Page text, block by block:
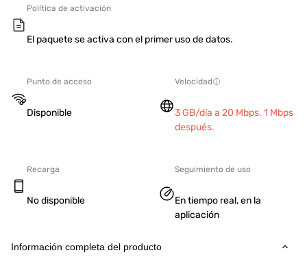
Política de activación
El paquete se activa con el primer uso de datos.
Punto de acceso
Disponible
Velocidad
3 GB/día a 20 Mbps. 1 Mbps
después.
Recarga
No disponible
Seguimiento de uso
En tiempo real, en la
aplicación
Información completa del producto